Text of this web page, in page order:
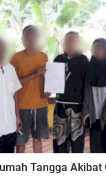
Tangga Akibat